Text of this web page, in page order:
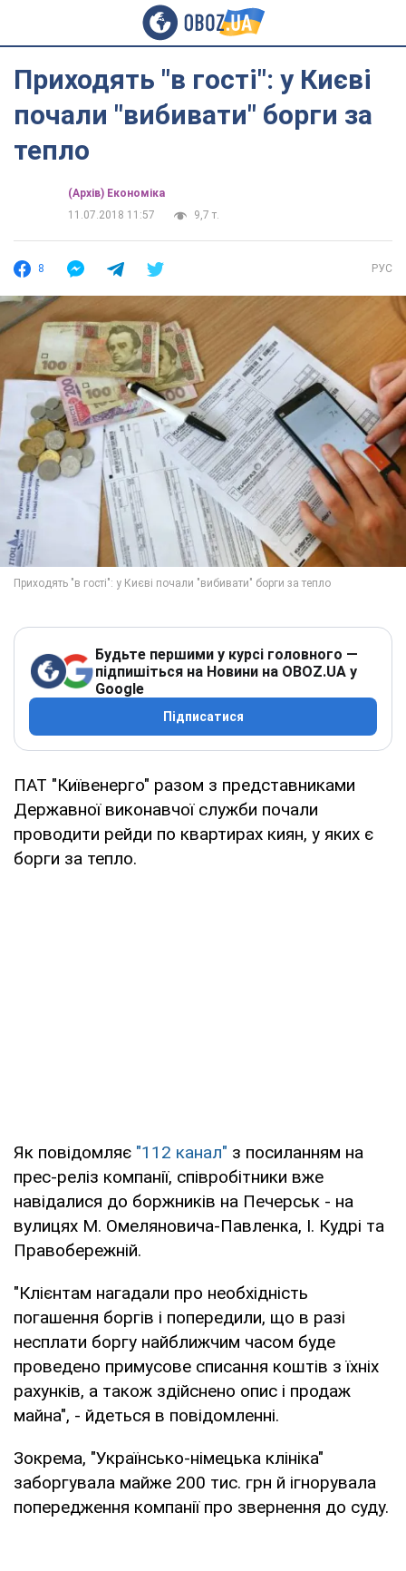
Приходять "в гості": у Києві
почали "вибивати" борги за
тепло
(Архів) Економіка
11.07.2018 11:57
9,7 т.
8 РУС
Будьте першими у курсі головного —
підпишіться на Новини на OBOZ.UA у
Google
Підписатися
ПАТ "Київенерго" разом з представниками
Державної виконавчої служби почали
проводити рейди по квартирах киян, у яких є
борги за тепло.
Як повідомляє "112 канал" з посиланням на
прес-реліз компанії, співробітники вже
навідалися до боржників на Печерськ - на
вулицях М. Омеляновича-Павленка, І. Кудрі та
Правобережній.
"Клієнтам нагадали про необхідність
погашення боргів і попередили, що в разі
несплати боргу найближчим часом буде
проведено примусове списання коштів з їхніх
рахунків, а також здійснено опис і продаж
майна", - йдеться в повідомленні.
Зокрема, "Українсько-німецька клініка"
заборгувала майже 200 тис. грн й ігнорувала
попередження компанії про звернення до суду.